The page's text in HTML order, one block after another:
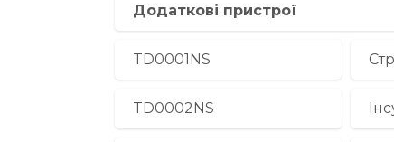
Додаткові пристрої
TD0001NS
TD0002NS